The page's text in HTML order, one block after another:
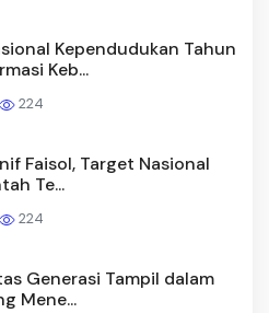
Kependudukan Tahun
Keb...
224
Faisol, Target Nasional
Te...
224
Generasi Tampil dalam
Mene...